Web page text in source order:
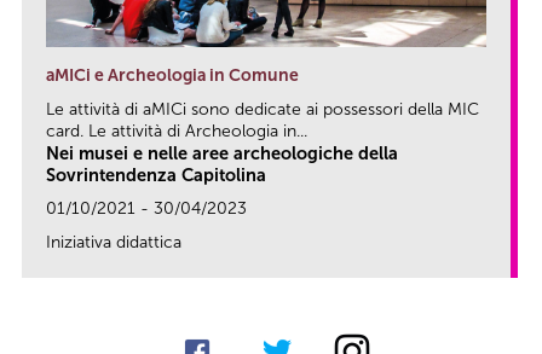
aMICi e Archeologia in Comune
Le attività di aMICi sono dedicate ai possessori della MIC
card. Le attività di Archeologia in...
Nei musei e nelle aree archeologiche della
Sovrintendenza Capitolina
01/10/2021 - 30/04/2023
Iniziativa didattica